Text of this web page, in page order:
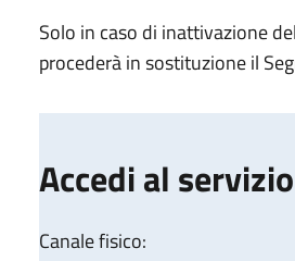
Solo in caso di inattivazione
procederà in sostituzione il
Accedi al servizio
Canale fisico: